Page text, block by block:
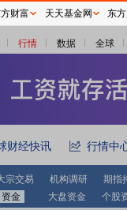
行情 数据 全球
财经快讯 行情中
宗交易 机构调研
期指
资金 大盘资金 个股
财富 天天基金网 东